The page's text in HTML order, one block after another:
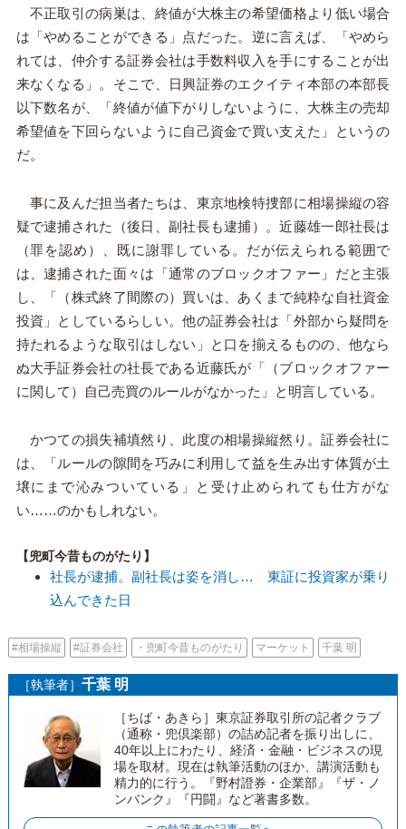
不正取引の病巣は、終値が大株主の希望価格より低い場合
は「やめることができる」点だった。逆に言えば、「やめら
れては、仲介する証券会社は手数料収入を手にすることが出
来なくなる」。そこで、日興証券のエクイティ本部の本部長
以下数名が、「終値が値下がりしないように、大株主の売却
希望値を下回らないように自己資金で買い支えた」というの
だ。
事に及んだ担当者たちは、東京地検特捜部に相場操縦の容
疑で逮捕された（後日、副社長も逮捕）。近藤雄一郎社長は
（罪を認め）、既に謝罪している。だが伝えられる範囲で
は、逮捕された面々は「通常のブロックオファー」だと主張
し、「（株式終了間際の）買いは、あくまで純粋な自社資金
投資」としているらしい。他の証券会社は「外部から疑問を
持たれるような取引はしない」と口を揃えるものの、他なら
ぬ大手証券会社の社長である近藤氏が「（ブロックオファー
に関して）自己売買のルールがなかった」と明言している。
かつての損失補填然り、此度の相場操縦然り。証券会社に
は、「ルールの隙間を巧みに利用して益を生み出す体質が土
壌にまで沁みついている」と受け止められても仕方がな
い……のかもしれない。
【兜町今昔ものがたり】
社長が逮捕。副社長は姿を消し… 東証に投資家が乗り
込んできた日
#相場操縦 #証券会社 ・兜町今昔ものがたり マーケット 千葉 明
［執筆者］ 千葉 明
［ちば・あきら］東京証券取引所の記者クラブ
（通称・兜倶楽部）の詰め記者を振り出しに、
40年以上にわたり、経済・金融・ビジネスの現
場を取材。現在は執筆活動のほか、講演活動も
精力的に行う。『野村證券・企業部』『ザ・ノ
ンバンク』『円闘』など著書多数。